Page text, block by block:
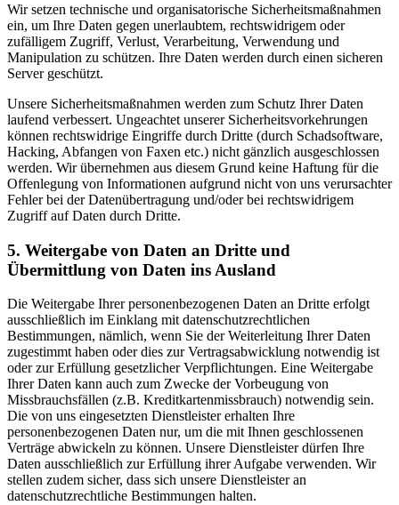
Wir setzen technische und organisatorische Sicherheitsmaßnahmen
ein, um Ihre Daten gegen unerlaubtem, rechtswidrigem oder
zufälligem Zugriff, Verlust, Verarbeitung, Verwendung und
Manipulation zu schützen. Ihre Daten werden durch einen sicheren
Server geschützt.
Unsere Sicherheitsmaßnahmen werden zum Schutz Ihrer Daten
laufend verbessert. Ungeachtet unserer Sicherheitsvorkehrungen
können rechtswidrige Eingriffe durch Dritte (durch Schadsoftware,
Hacking, Abfangen von Faxen etc.) nicht gänzlich ausgeschlossen
werden. Wir übernehmen aus diesem Grund keine Haftung für die
Offenlegung von Informationen aufgrund nicht von uns verursachter
Fehler bei der Datenübertragung und/oder bei rechtswidrigem
Zugriff auf Daten durch Dritte.
5. Weitergabe von Daten an Dritte und
Übermittlung von Daten ins Ausland
Die Weitergabe Ihrer personenbezogenen Daten an Dritte erfolgt
ausschließlich im Einklang mit datenschutzrechtlichen
Bestimmungen, nämlich, wenn Sie der Weiterleitung Ihrer Daten
zugestimmt haben oder dies zur Vertragsabwicklung notwendig ist
oder zur Erfüllung gesetzlicher Verpflichtungen. Eine Weitergabe
Ihrer Daten kann auch zum Zwecke der Vorbeugung von
Missbrauchsfällen (z.B. Kreditkartenmissbrauch) notwendig sein.
Die von uns eingesetzten Dienstleister erhalten Ihre
personenbezogenen Daten nur, um die mit Ihnen geschlossenen
Verträge abwickeln zu können. Unsere Dienstleister dürfen Ihre
Daten ausschließlich zur Erfüllung ihrer Aufgabe verwenden. Wir
stellen zudem sicher, dass sich unsere Dienstleister an
datenschutzrechtliche Bestimmungen halten.